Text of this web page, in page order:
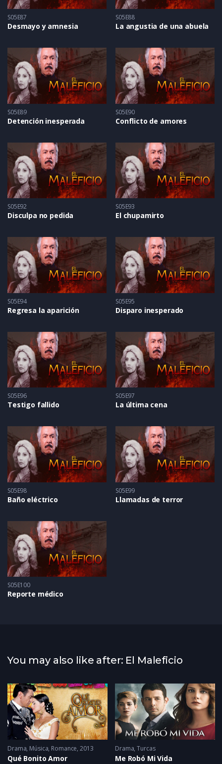
S05E87
Desmayo y amnesia
S05E88
La angustia de una abuela
S05E89
Detención inesperada
S05E90
Conflicto de amores
S05E92
Disculpa no pedida
S05E93
El chupamirto
S05E94
Regresa la aparición
S05E95
Disparo inesperado
S05E96
Testigo fallido
S05E97
La última cena
S05E98
Baño eléctrico
S05E99
Llamadas de terror
S05E100
Reporte médico
You may also like after: El Maleficio
2014
Drama, Música, Romance 2013
Qué Bonito Amor
Drama,Turcas
Me Robó Mi Vida